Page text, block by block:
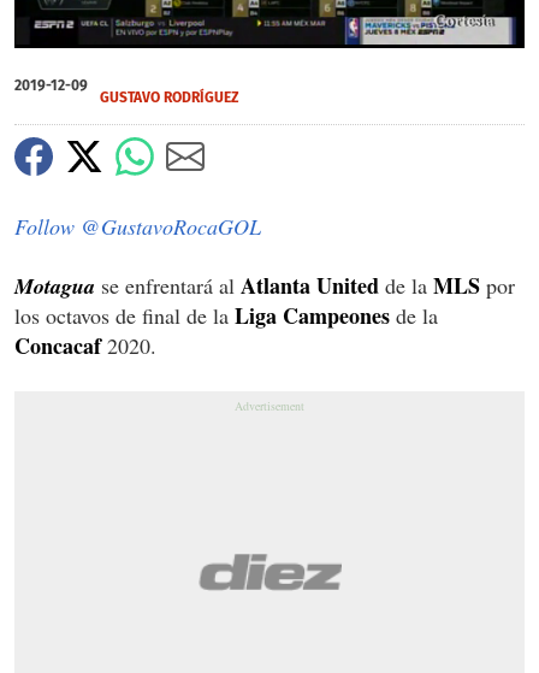
seconds
of
minute,
11
seconds
2019-12-09
GUSTAVO RODRÍGUEZ
Follow @GustavoRocaGOL
Motagua se enfrentará al Atlanta United de la MLS por
los octavos de final de la Liga Campeones de la
Concacaf2020.